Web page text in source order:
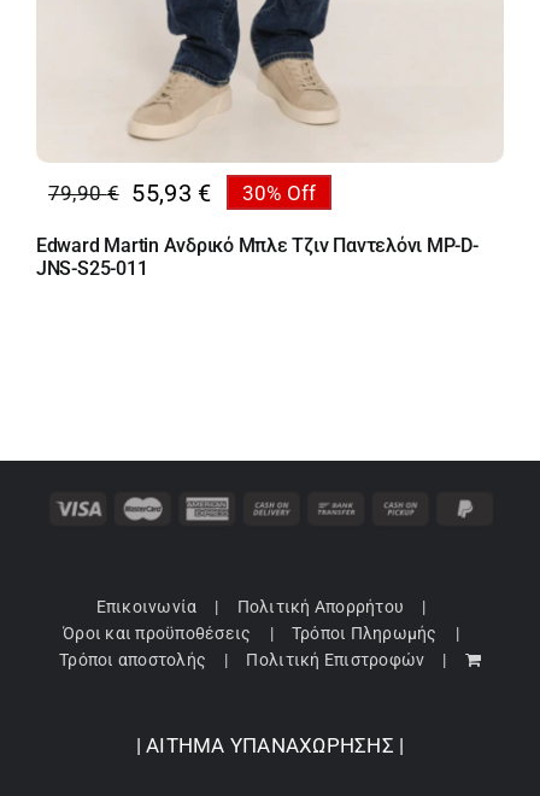
79,90€
Original
price
was:
55,93 €
Η
τρέχουσα
τιμή
30% Off
Edward Martin Ανδρικό Μπλε Τζιν Παντελόνι MP-D-
JNS-S25-011
Επικοινωνία
Πολιτική Απορρήτου
Όροι και προϋποθέσεις
Τρόποι Πληρωμής
Τρόποι αποστολής
Πολιτική Επιστροφών
| ΑΙΤΗΜΑ ΥΠΑΝΑΧΩΡΗΣΗΣ |